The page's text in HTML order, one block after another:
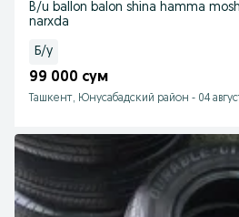
B/u ballon balon shina hamma
narxda
Б/у
99 000 сум
Ташкент, Юнусабадский район - 04